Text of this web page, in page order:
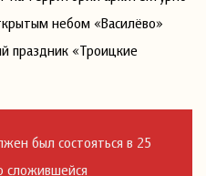
небом «Василёво»
праздник «Троицкие
был состояться в 25
сложившейся